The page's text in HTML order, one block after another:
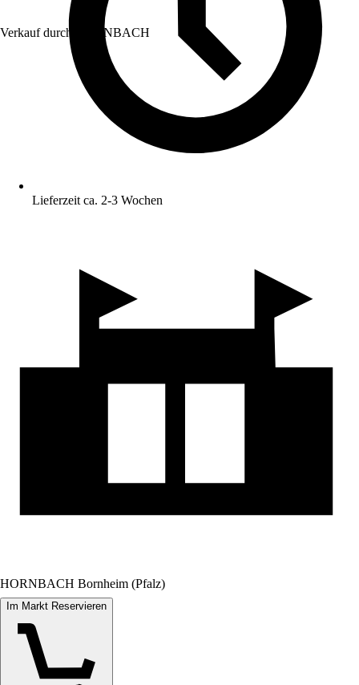
Verkauf durch: HORNBACH
Lieferzeit ca. 2-3 Wochen
HORNBACH Bornheim (Pfalz)
Im Markt Reservieren